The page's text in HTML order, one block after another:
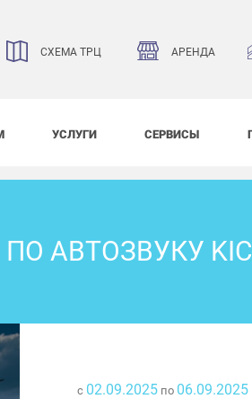
СХЕМА ТРЦ АРЕНДА
УСЛУГИ СЕРВИСЫ
АВТОЗВУКУ
с 02.09.2025 по 06.09.2025